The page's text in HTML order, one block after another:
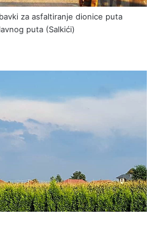
za asfaltiranje dionice puta
puta (Salkići)